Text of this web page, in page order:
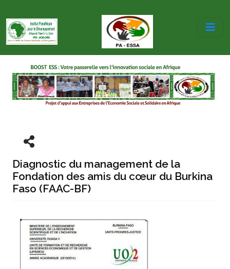
Diagnostic du management de la
Fondation des amis du cœur du Burkina
Faso (FAAC-BF)